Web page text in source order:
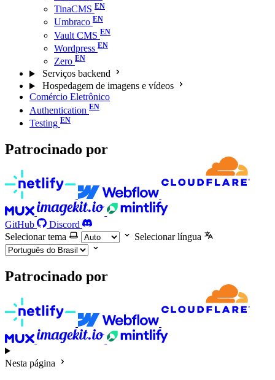
TinaCMS
Umbraco
Vault CMS
Wordpress
Zero
Serviços backend
Hospedagem de imagens e vídeos
Comércio Eletrônico
Authentication
Testing
Patrocinado por
GitHub
Discord
Selecionar tema
Selecionar língua
Patrocinado por
Nesta página